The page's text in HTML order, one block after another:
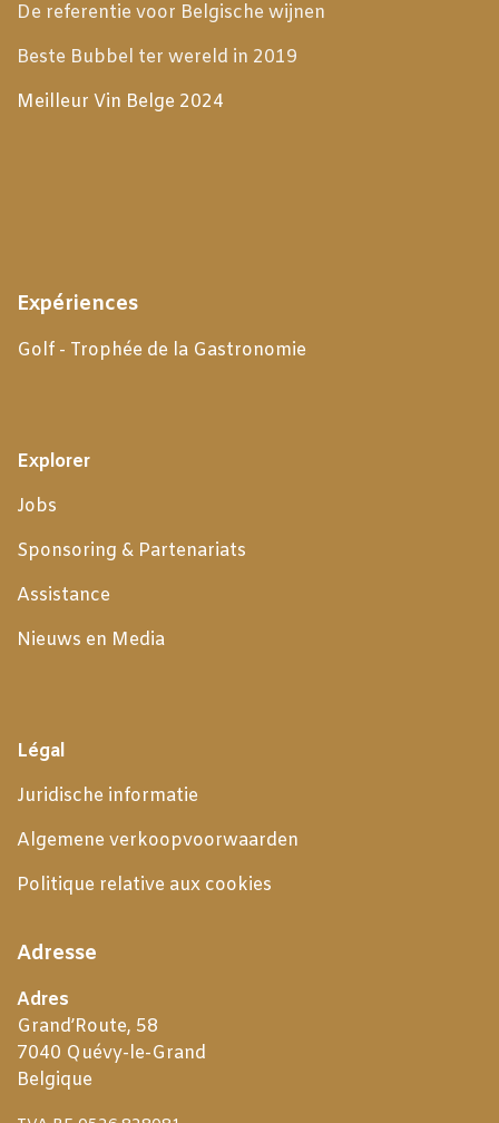
De referentie voor Belgische wijnen
Beste Bubbel ter wereld in 2019
Meilleur Vin Belge 2024
Expériences
Golf - Trophée de la Gastronomie
Explorer
Jobs
Sponsoring & Partenariats
Assistance
Nieuws en Media
Légal
Juridische informatie
Algemene verkoopvoorwaarden
Politique relative aux cookies
Adresse
Adres
Grand’Route, 58
7040 Quévy-le-Grand
Belgique